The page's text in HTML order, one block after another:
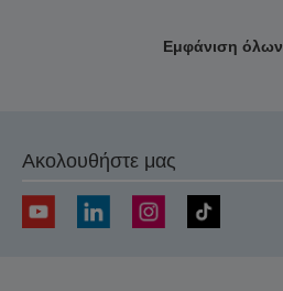
Εμφάνιση όλων
Ακολουθήστε μας